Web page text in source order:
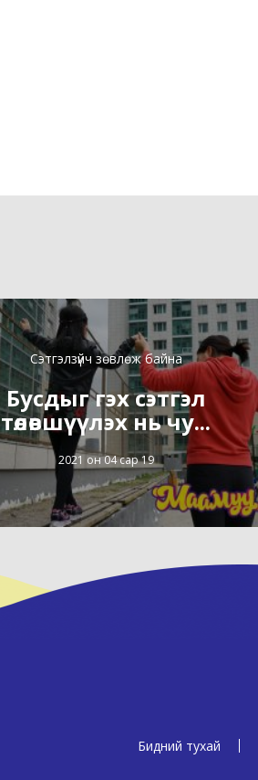
Сэтгэлзүйч зөвлөж байна
Бусдыг гэх сэтгэл
төлөвшүүлэх нь чу...
2021 он 04 сар 19
Бидний тухай